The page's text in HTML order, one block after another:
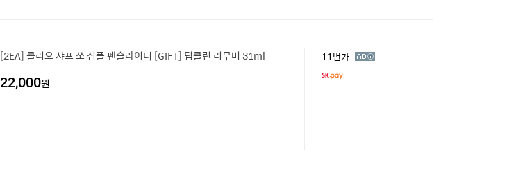
[2EA] 클리오 샤프 쏘 심플 펜슬라이너 [GIFT] 딥클린 리무버 31ml
22,000원
11번가 광